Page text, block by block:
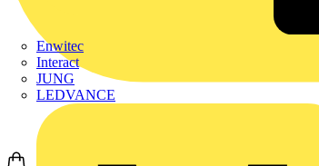
Enwitec
Interact
JUNG
LEDVANCE